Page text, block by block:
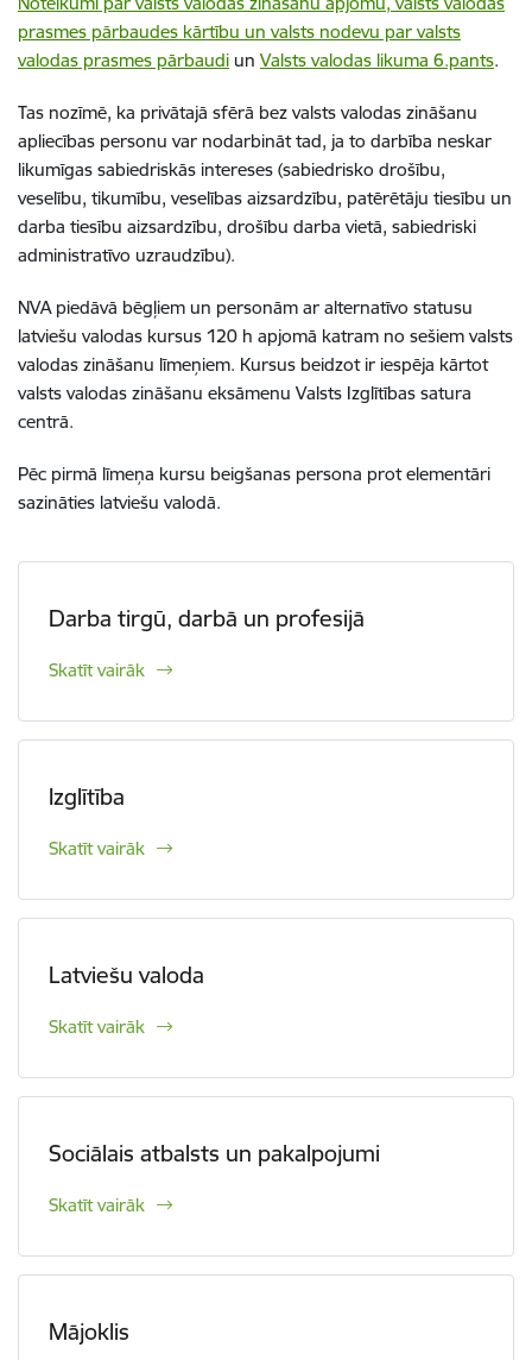
prasmes pārbaudes kārtību un valsts nodevu par valsts
valodas prasmes pārbaudi un Valsts valodas likuma 6.pants.
Tas nozīmē, ka privātajā sfērā bez valsts valodas zināšanu
apliecības personu var nodarbināt tad, ja to darbība neskar
likumīgas sabiedriskās intereses (sabiedrisko drošību,
veselību, tikumību, veselības aizsardzību, patērētāju tiesību un
darba tiesību aizsardzību, drošību darba vietā, sabiedriski
administratīvo uzraudzību).
NVA piedāvā bēgļiem un personām ar alternatīvo statusu
latviešu valodas kursus 120 h apjomā katram no sešiem valsts
valodas zināšanu līmeņiem. Kursus beidzot ir iespēja kārtot
valsts valodas zināšanu eksāmenu Valsts Izglītības satura
centrā.
Pēc pirmā līmeņa kursu beigšanas persona prot elementāri
sazināties latviešu valodā.
Darba tirgū, darbā un profesijā
Skatīt vairāk
Izglītība
Skatīt vairāk
Latviešu valoda
Skatīt vairāk
Sociālais atbalsts un pakalpojumi
Skatīt vairāk
Mājoklis